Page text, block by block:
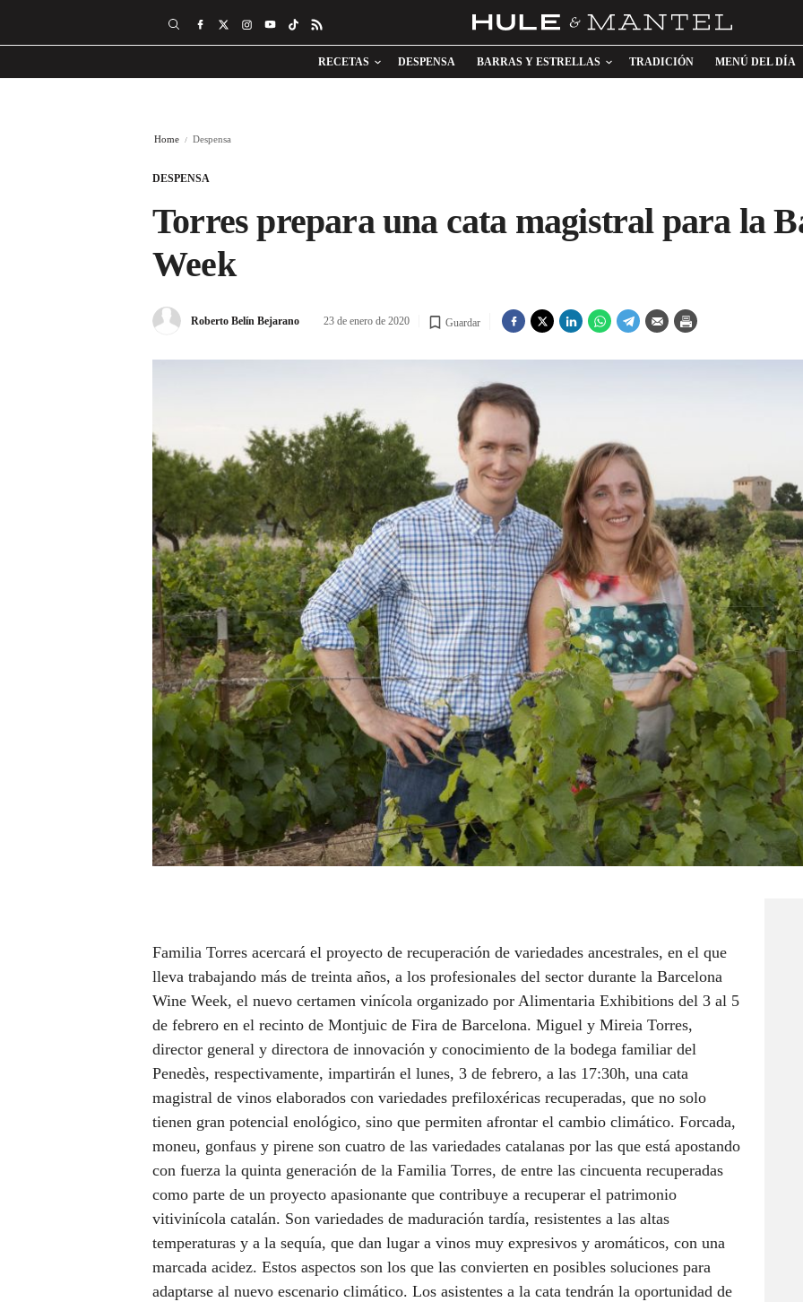
RECETAS DESPENSA BARRAS Y ESTRELLAS TRADICIÓN MENÚ DEL DÍA
Home Despensa
DESPENSA
Torres prepara una cata magistral para la
Week
Roberto Belín Bejarano 23 de enero de 2020 Guardar
Familia Torres acercará el proyecto de recuperación de variedades ancestrales, en el que
lleva trabajando más de treinta años, a los profesionales del sector durante la Barcelona
Wine Week, el nuevo certamen vinícola organizado por Alimentaria Exhibitions del 3 al 5
de febrero en el recinto de Montjuic de Fira de Barcelona. Miguel y Mireia Torres,
director general y directora de innovación y conocimiento de la bodega familiar del
Penedès, respectivamente, impartirán el lunes, 3 de febrero, a las 17:30h, una cata
magistral de vinos elaborados con variedades prefiloxéricas recuperadas, que no solo
tienen gran potencial enológico, sino que permiten afrontar el cambio climático. Forcada,
moneu, gonfaus y pirene son cuatro de las variedades catalanas por las que está apostando
con fuerza la quinta generación de la Familia Torres, de entre las cincuenta recuperadas
como parte de un proyecto apasionante que contribuye a recuperar el patrimonio
vitivinícola catalán. Son variedades de maduración tardía, resistentes a las altas
temperaturas y a la sequía, que dan lugar a vinos muy expresivos y aromáticos, con una
marcada acidez. Estos aspectos son los que las convierten en posibles soluciones para
adaptarse al nuevo escenario climático. Los asistentes a la cata tendrán la oportunidad de